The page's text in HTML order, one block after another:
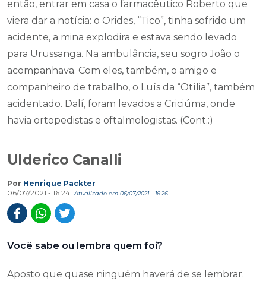
então, entrar em casa o farmacêutico Roberto que
viera dar a notícia: o Orides, “Tico”, tinha sofrido um
acidente, a mina explodira e estava sendo levado
para Urussanga. Na ambulância, seu sogro João o
acompanhava. Com eles, também, o amigo e
companheiro de trabalho, o Luís da “Otília”, também
acidentado. Dalí, foram levados a Criciúma, onde
havia ortopedistas e oftalmologistas. (Cont.:)
Ulderico Canalli
Por Henrique Packter
06/07/2021 - 16:24
Atualizado em 06/07/2021 - 16:26
Você sabe ou lembra quem foi?
Aposto que quase ninguém haverá de se lembrar.